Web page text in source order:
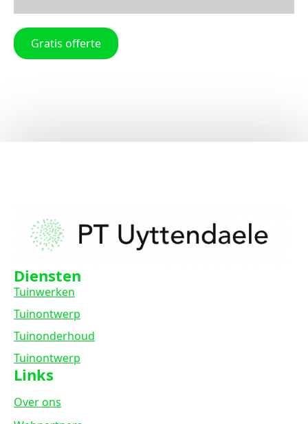
Gratis offerte
Diensten
Tuinwerken
Tuinontwerp
Tuinonderhoud
Tuinontwerp
Links
Over ons